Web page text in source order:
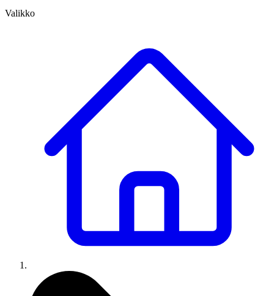
Valikko